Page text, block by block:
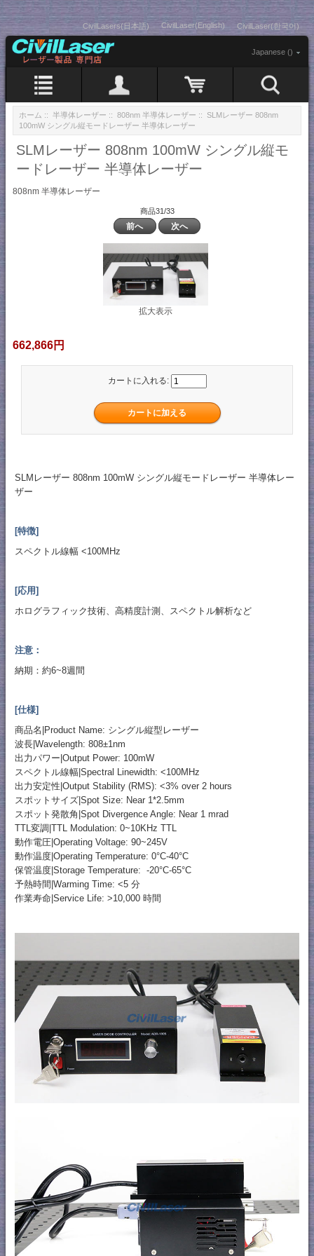
CivilLasers(日本語) CivilLaser(English) CivilLaser(한국어)
Japanese ()
ホーム :: 半導体レーザー :: 808nm 半導体レーザー :: SLMレーザー 808nm
100mW シングル縦モードレーザー 半導体レーザー
SLMレーザー 808nm 100mW シングル縦モ
ードレーザー 半導体レーザー
808nm 半導体レーザー
商品31/33
前へ 次へ
拡大表示
662,866円
カートに入れる:
SLMレーザー 808nm 100mW シングル縦モードレーザー 半導体レー
ザー
[特徴]
スペクトル線幅 <100MHz
[応用]
ホログラフィック技術、高精度計測、スペクトル解析など
注意：
納期：約6~8週間
[仕様]
商品名|Product Name: シングル縦型レーザー
波長|Wavelength: 808±1nm
出力パワー|Output Power: 100mW
スペクトル線幅|Spectral Linewidth: <100MHz
出力安定性|Output Stability (RMS): <3% over 2 hours
スポットサイズ|Spot Size: Near 1*2.5mm
スポット発散角|Spot Divergence Angle: Near 1 mrad
TTL変調|TTL Modulation: 0~10KHz TTL
動作電圧|Operating Voltage: 90~245V
動作温度|Operating Temperature: 0°C-40°C
保管温度|Storage Temperature: -20°C-65°C
予熱時間|Warming Time: <5 分
作業寿命|Service Life: >10,000 時間